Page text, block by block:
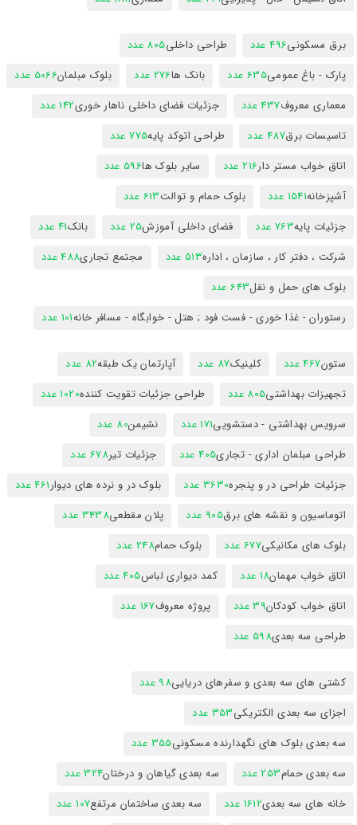
برق مسکونی496 عدد طراحی داخلی805 عدد
پارک - باغ عمومی635 عدد بانک ها276 عدد بلوک مبلمان5066 عدد
معماری معروف437 عدد جزئیات فضای داخلی ناهار خوری142 عدد
تاسیسات برق487 عدد طراحی اتوکد پایه775 عدد
اتاق خواب مستر دار216 عدد سایر بلوک ها596 عدد
آشپزخانه1541 عدد بلوک حمام و توالت613 عدد
جزئیات پایه763 عدد فضای داخلی آموزش25 عدد بانک41 عدد
شرکت ، دفتر کار ، سازمان ، اداره513 عدد مجتمع تجاری488 عدد
بلوک های حمل و نقل643 عدد
رستوران - غذا خوری - فست فود ; هتل - خوابگاه - مسافر خانه101 عدد
ستون467 عدد کلینیک87 عدد آپارتمان یک طبقه82 عدد
تجهیزات بهداشتی805 عدد طراحی جزئیات تقویت کننده1020 عدد
سرویس بهداشتی - دستشویی171 عدد نشیمن80 عدد
طراحی مبلمان اداری - تجاری405 عدد جزئیات تیر678 عدد
جزئیات طراحی در و پنجره3630 عدد بلوک در و نرده های دیوار461 عدد
اتوماسیون و نقشه های برق905 عدد پلان مقطعی3438 عدد
بلوک های مکانیکی677 عدد بلوک حمام248 عدد
اتاق خواب مهمان18 عدد کمد دیواری لباس405 عدد
اتاق خواب کودکان39 عدد پروژه معروف167 عدد
طراحی سه بعدی598 عدد
کشتی های سه بعدی و سفرهای دریایی98 عدد
اجزای سه بعدی الکتریکی353 عدد
سه بعدی بلوک های نگهدارنده مسکونی355 عدد
سه بعدی حمام253 عدد سه بعدی گیاهان و درختان324 عدد
خانه های سه بعدی1612 عدد سه بعدی ساختمان مرتفع107 عدد